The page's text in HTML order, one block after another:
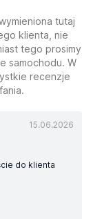
tutaj
klienta, nie
tego prosimy
samochodu. W
recenzje
15.06.2026
do klienta